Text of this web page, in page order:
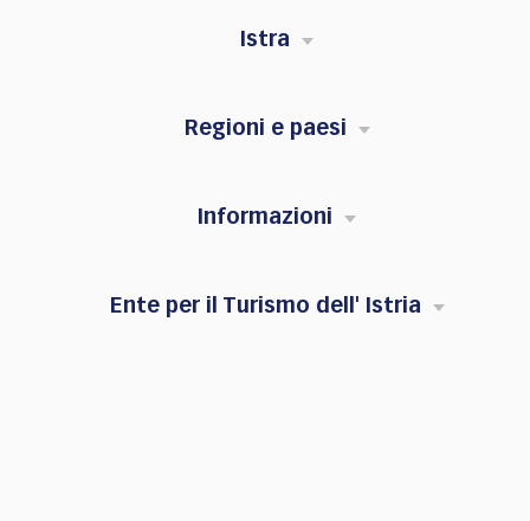
Istra
Regioni e paesi
Informazioni
Ente per il Turismo dell' Istria